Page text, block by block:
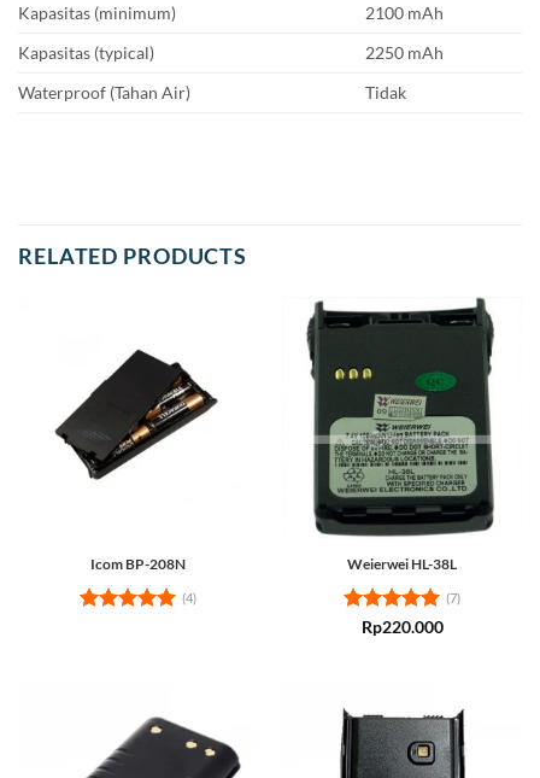
Kapasitas (minimum)
2100 mAh
Kapasitas (typical)
2250 mAh
Waterproof (Tahan Air)
Tidak
RELATED PRODUCTS
Icom BP-208N
(4)
Weierwei HL-38L
Rated5
(7)
Rp220.000